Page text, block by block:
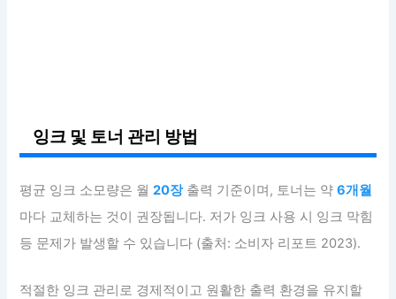
잉크 및 토너 관리 방법
평균 잉크 소모량은 월20장출력 기준이며, 토너는 약6개월
마다 교체하는 것이 권장됩니다. 저가 잉크 사용 시 잉크 막힘
등 문제가 발생할 수 있습니다 (출처: 소비자 리포트 2023).
적절한 잉크 관리로 경제적이고 원활한 출력 환경을 유지할